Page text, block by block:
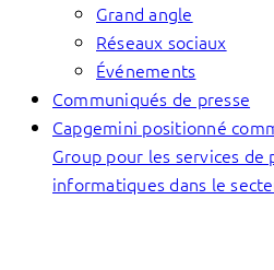
Grand angle
Réseaux sociaux
Événements
Communiqués de presse
Capgemini positionné
Group pour les services
informatiques dans le